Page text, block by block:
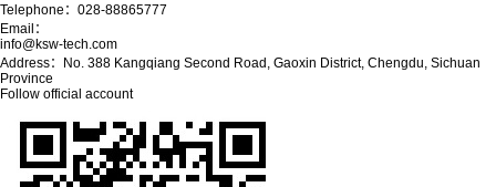
Telephone：028-88865777
Email：
info@ksw-tech.com
Address：No. 388 Kangqiang Second Road, Gaoxin District, Chengdu, Sichuan
Province
Follow official account